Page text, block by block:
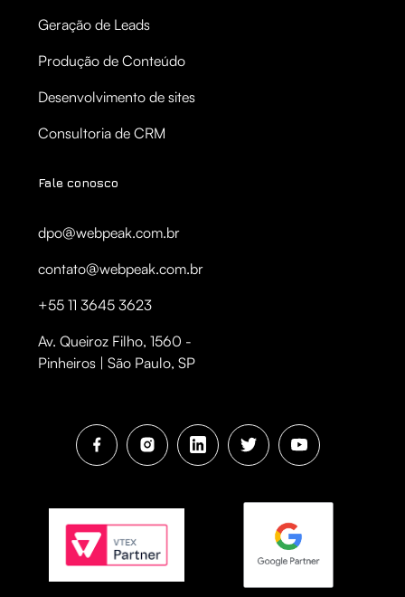
Geração de Leads
Produção de Conteúdo
Desenvolvimento de sites
Consultoria de CRM
Fale conosco
dpo@webpeak.com.br
contato@webpeak.com.br
+55 11 3645 3623
Av. Queiroz Filho, 1560 -
Pinheiros | São Paulo, SP